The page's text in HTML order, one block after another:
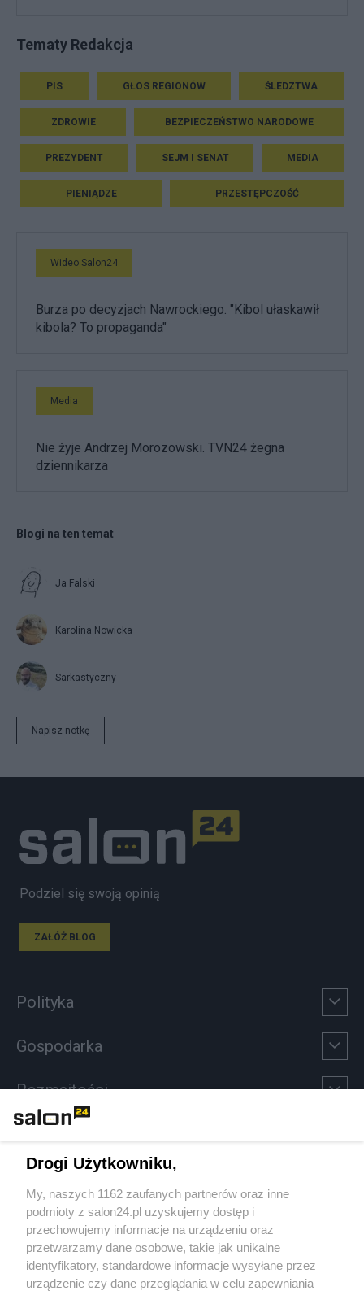
Tematy Redakcja
PIS GŁOS REGIONÓW ŚLEDZTWA
ZDROWIE BEZPIECZEŃSTWO NARODOWE
PREZYDENT SEJM I SENAT MEDIA
PIENIĄDZE PRZESTĘPCZOŚĆ
Wideo Salon24
Burza po decyzjach Nawrockiego. "Kibol ułaskawił
kibola? To propaganda"
Media
Nie żyje Andrzej Morozowski. TVN24 żegna
dziennikarza
Blogi na ten temat
Ja Falski
Karolina Nowicka
Sarkastyczny
Napisz notkę
Podziel się swoją opinią
ZAŁÓŻ BLOG
Polityka
Gospodarka
Rozmaitości
Sport
Społeczeństwo
Kultura
Drogi Użytkowniku,
My, naszych 1162 zaufanych partnerów oraz inne
podmioty z salon24.pl uzyskujemy dostęp i
przechowujemy informacje na urządzeniu oraz
przetwarzamy dane osobowe, takie jak unikalne
identyfikatory, standardowe informacje wysyłane przez
urządzenie czy dane przeglądania w celu zapewniania